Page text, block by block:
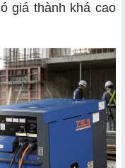
giá thành khá cao